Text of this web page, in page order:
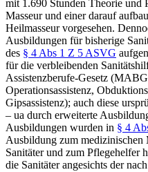
mit 1.690 Stunden Theorie und
Masseur und einer darauf
Heilmasseur vorgesehen.
Ausbildungen für bisherige
des § 4 Abs 1 Z 5 ASVG
für die verbleibenden
Assistenzberufe-Gesetz
Operationsassistenz,
Gipsassistenz); auch diese
– ua durch erweiterte
Ausbildungen wurden in § 4
Ausbildung zum medizinischen
Sanitäter und zum Pflegehelfer
die Sanitäter angesichts der